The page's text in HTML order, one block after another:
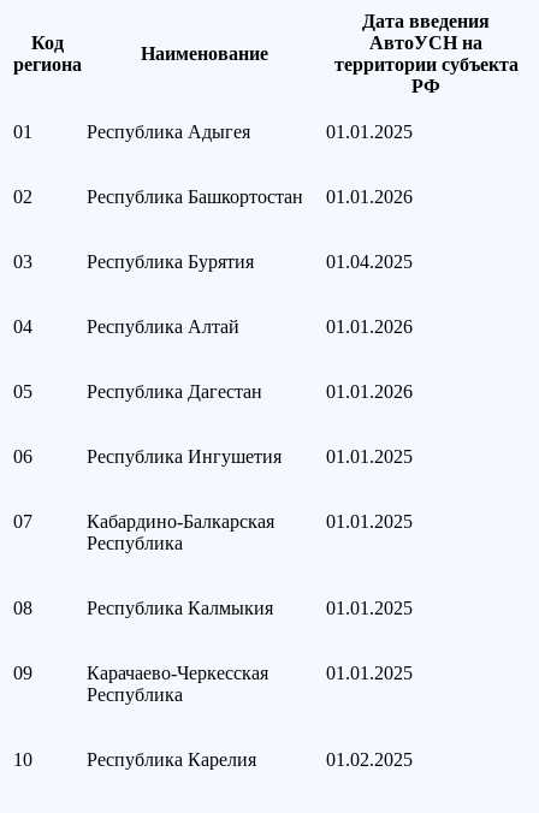
Код
региона
Наименование
Дата введения
АвтоУСН на
территории субъекта
РФ
01 Республика Адыгея 01.01.2025
02 Республика Башкортостан 01.01.2026
03 Республика Бурятия 01.04.2025
04 Республика Алтай 01.01.2026
05 Республика Дагестан 01.01.2026
06 Республика Ингушетия 01.01.2025
07
Кабардино-Балкарская
Республика
01.01.2025
08 Республика Калмыкия 01.01.2025
09
Карачаево-Черкесская
Республика
01.01.2025
10 Республика Карелия 01.02.2025